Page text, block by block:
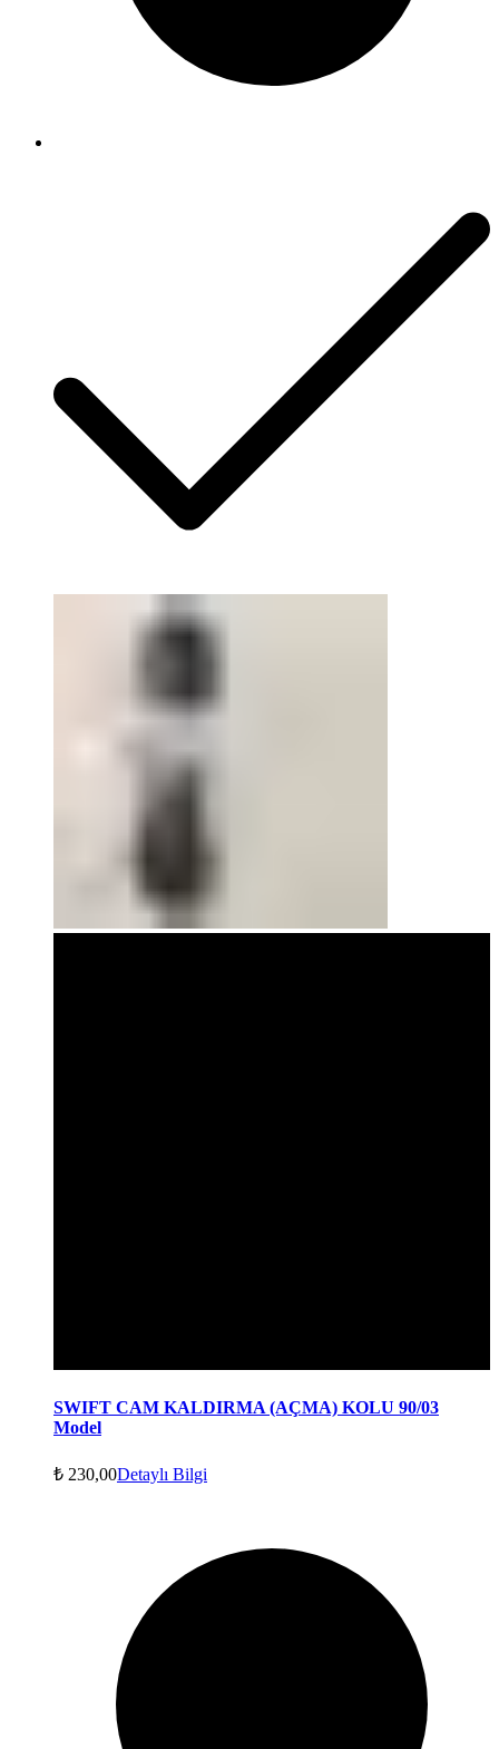
SWIFT CAM KALDIRMA (AÇMA) KOLU 90/03
Model
₺ 230,00Detaylı Bilgi